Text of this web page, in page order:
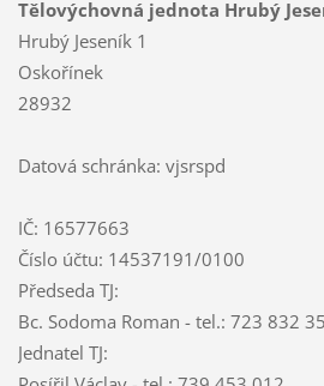
Tělovýchovná jednota Hrubý
Hrubý Jeseník 1
Oskořínek
28932
Datová schránka: vjsrspd
IČ: 16577663
Číslo účtu: 14537191/0100
Předseda TJ:
Bc. Sodoma Roman - tel.: 723 832
Jednatel TJ: